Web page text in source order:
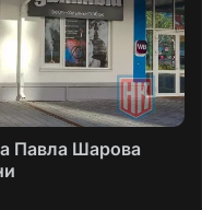
Павла Шарова